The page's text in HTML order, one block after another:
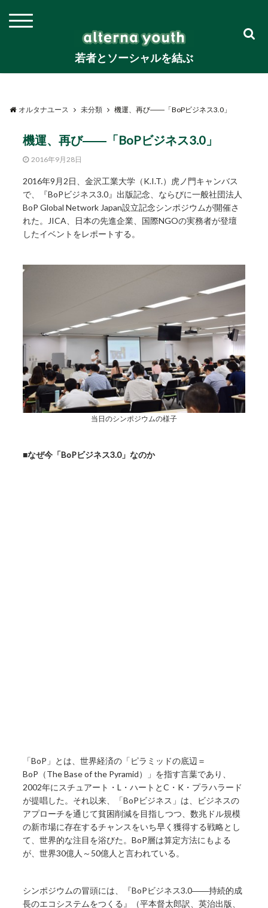
若者とソーシャルを結ぶ
オルタナユース 未分類 機運、再び――「BoPビジネス3.0」
機運、再び――「BoPビジネス3.0」
2016年9月28日
2016年9月2日、金沢工業大学（K.I.T.）虎ノ門キャンバス
で、『BoPビジネス3.0』出版記念、ならびに一般社団法人
BoP Global Network Japan設立記念シンポジウムが開催さ
れた。JICA、日本の先進企業、国際NGOの実務者が登壇
したイベントをレポートする。
当日のシンポジウムの様子
■なぜ今「BoPビジネス3.0」なのか
「BoP」とは、世界経済の「ピラミッドの底辺＝
BoP（The Base of the Pyramid）」を指す言葉であり、
2002年にスチュアート・L・ハートとC・K・プラハラード
が提唱した。それ以来、「BoPビジネス」は、ビジネスの
アプローチを通じて貧困削減を目指しつつ、数兆ドル規模
の新市場に存在するチャンスをいち早く獲得する戦略とし
て、世界的な注目を浴びた。BoP層は算定方法にもよる
が、世界30億人～50億人と言われている。
シンポジウムの冒頭には、『BoPビジネス3.0――持続的成
長のエコシステムをつくる』（平本督太郎訳、英治出版、